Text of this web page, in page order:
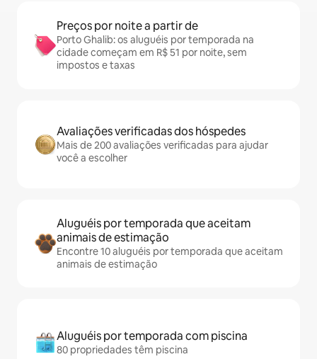
Preços por noite a partir de
Porto Ghalib: os aluguéis por temporada na
cidade começam em R$ 51 por noite, sem
impostos e taxas
Avaliações verificadas dos hóspedes
Mais de 200 avaliações verificadas para ajudar
você a escolher
Aluguéis por temporada que aceitam
animais de estimação
Encontre 10 aluguéis por temporada que aceitam
animais de estimação
Aluguéis por temporada com piscina
80 propriedades têm piscina